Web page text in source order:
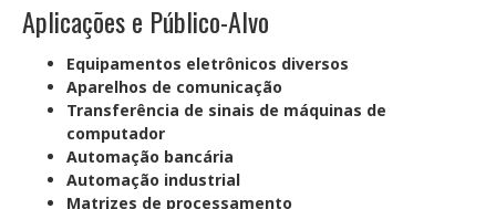
Aplicações e Público-Alvo
Equipamentos eletrônicos diversos
Aparelhos de comunicação
Transferência de sinais de máquinas de
computador
Automação bancária
Automação industrial
Matrizes de processamento